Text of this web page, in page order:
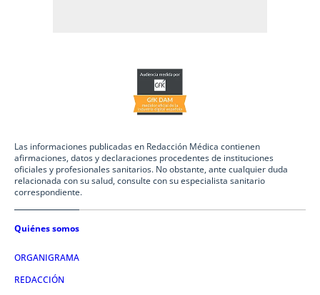
Las informaciones publicadas en Redacción Médica contienen
afirmaciones, datos y declaraciones procedentes de instituciones
oficiales y profesionales sanitarios. No obstante, ante cualquier duda
relacionada con su salud, consulte con su especialista sanitario
correspondiente.
Quiénes somos
ORGANIGRAMA
REDACCIÓN